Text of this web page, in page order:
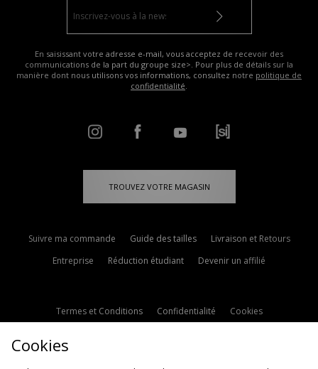
En saisissant votre adresse e-mail, vous acceptez de recevoir des
communications de la part du groupe size>. Pour plus de détails sur la
manière dont nous utilisons vos informations, consultez notre politique de
confidentialité
TROUVEZ VOTRE MAGASIN
Suivre ma commande Guide des tailles
Livraison et Retours
Entreprise
Réduction étudiant Devenir un affilié
Termes et Conditions Confidentialité
Cookies
Politique d'avis en ligne
Cookies